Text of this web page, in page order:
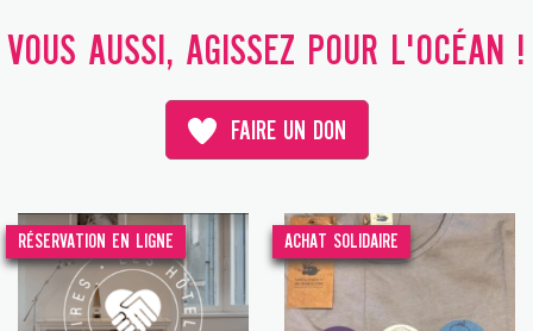
VOUS AUSSI, AGISSEZ POUR L'OCÉAN !
FAIRE UN DON
RÉSERVATION EN LIGNE ACHAT SOLIDAIRE